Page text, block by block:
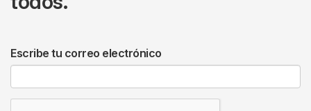
Escribe tu correo electrónico